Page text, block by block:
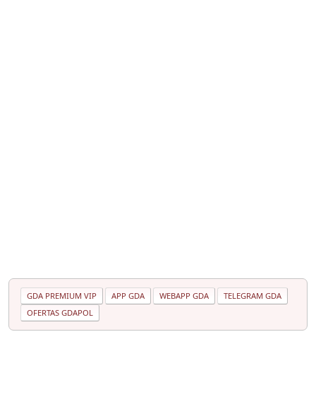
GDA PREMIUM VIP APP GDA WEBAPP GDA
TELEGRAM GDA
OFERTAS GDAPOL